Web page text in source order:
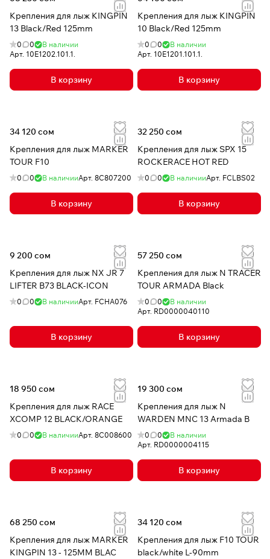
Крепления для лыж KINGPIN
13 Black/Red 125mm
0 0
В наличии
Арт. 10E1202.101.1.
В корзину
Крепления для лыж KINGPIN
10 Black/Red 125mm
0 0
В наличии
Арт. 10E1201.101.1.
В корзину
34 120 сом
Крепления для лыж MARKER
TOUR F10
0 0 В наличииАрт. 8C807200
В корзину
32 250 сом
Крепления для лыж SPX 15
ROCKERACE HOT RED
0 0 В наличииАрт. FCLBS02
В корзину
9 200 сом
Крепления для лыж NX JR 7
LIFTER B73 BLACK-ICON
0 0 В наличииАрт. FCHA076
В корзину
57 250 сом
Крепления для лыж N TRACER
TOUR ARMADA Black
0 0
В наличии
Арт. RD0000040110
В корзину
18 950 сом
Крепления для лыж RACE
XCOMP 12 BLACK/ORANGE
0 0 В наличииАрт. 8C008600
В корзину
19 300 сом
Крепления для лыж N
WARDEN MNC 13 Armada B
0 0
В наличии
Арт. RD0000004115
В корзину
68 250 сом
Крепления для лыж MARKER
KINGPIN 13 - 125MM BLAC
34 120 сом
Крепления для лыж F10 TOUR
black/white L-90mm